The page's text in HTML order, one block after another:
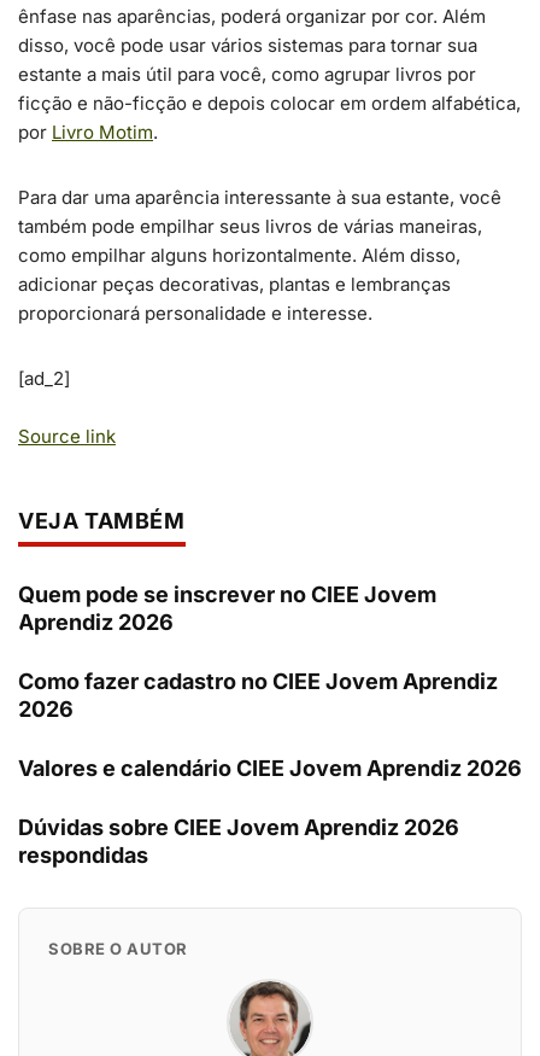
ênfase nas aparências, poderá organizar por cor. Além
disso, você pode usar vários sistemas para tornar sua
estante a mais útil para você, como agrupar livros por
ficção e não-ficção e depois colocar em ordem alfabética,
por Livro Motim.
Para dar uma aparência interessante à sua estante, você
também pode empilhar seus livros de várias maneiras,
como empilhar alguns horizontalmente. Além disso,
adicionar peças decorativas, plantas e lembranças
proporcionará personalidade e interesse.
[ad_2]
Source link
VEJA TAMBÉM
Quem pode se inscrever no CIEE Jovem
Aprendiz 2026
Como fazer cadastro no CIEE Jovem Aprendiz
2026
Valores e calendário CIEE Jovem Aprendiz 2026
Dúvidas sobre CIEE Jovem Aprendiz 2026
respondidas
SOBRE O AUTOR